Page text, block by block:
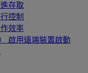
存取
控制
效率
啟用遠端裝置啟動